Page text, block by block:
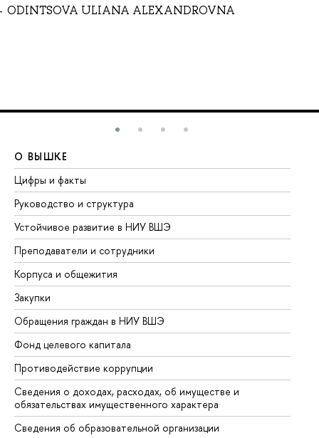
ODINTSOVA ULIANA ALEXANDROVNA
О ВЫШКЕ
Цифры и факты
Руководство и структура
Устойчивое развитие в НИУ ВШЭ
Преподаватели и сотрудники
Корпуса и общежития
Закупки
Обращения граждан в НИУ ВШЭ
Фонд целевого капитала
Противодействие коррупции
Сведения о доходах, расходах, об имуществе и
обязательствах имущественного характера
Сведения об образовательной организации